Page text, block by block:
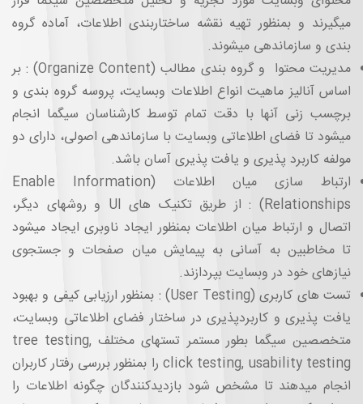
میگیرند و بمنظور تهیه نقشه ساختاربندی اطلاعات، آماده گروه
بندی و سازماندهی میشوند.
مدیریت محتوا و گروه بندی مطالب (Organize Content) : بر
اساس آنالیز ماهیت انواع اطلاعات وبسایت، پروسه گروه بندی و
برچسب زنی آنها با دقت تمام توسط کارشناسان سیگما انجام
میشود تا فضای اطلاعاتی وبسایت با سازماندهی اصولی، دارای دو
مولفه کاربرد پذیری و یافت پذیری آسان باشد.
ارتباط سازی میان اطلاعات (Enable Information
Relationships) : از طریق تکنیک های UI و روشهای دیگر،
اتصال و ارتباط میان اطلاعات بمنظور ایجاد ناوبری ایجاد میشود
تا مخاطبین به آسانی به پیمایش میان صفحات و جستجوی
نیازهای خود در وبسایت بپردازند.
تست های کاربری (User Testing) : بمنظور ارزیابی کیفی و بهبود
یافت پذیری و کاربردپذیری در ساختار فضای اطلاعاتی وبسایت،
متخصصین سیگما بطور مستمر تستهای مختلف tree testing,
click testing, usability testing را بمنظور بررسی رفتار کاربران
انجام میدهند تا مشخص شود بازدیدکنندگان چگونه اطلاعات را